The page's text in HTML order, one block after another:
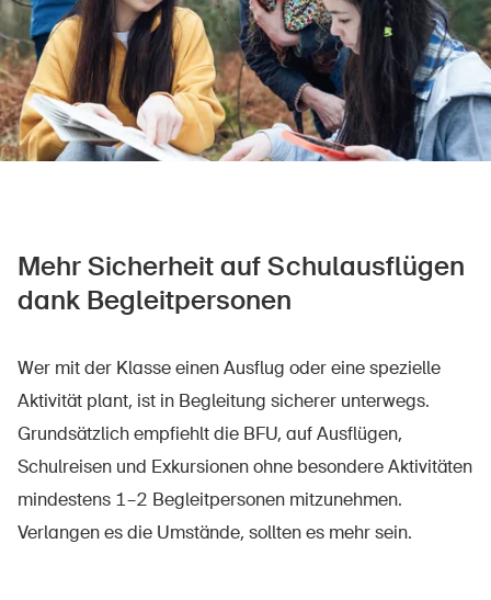
Sicherheitsdelegierte & Gemeinden
Kontakt & Beratung
Mehr Sicherheit auf Schulausflügen
dank Begleitpersonen
Wer mit der Klasse einen Ausflug oder eine spezielle
Aktivität plant, ist in Begleitung sicherer unterwegs.
Grundsätzlich empfiehlt die BFU, auf Ausflügen,
Schulreisen und Exkursionen ohne besondere Aktivitäten
mindestens 1–2 Begleitpersonen mitzunehmen.
Verlangen es die Umstände, sollten es mehr sein.